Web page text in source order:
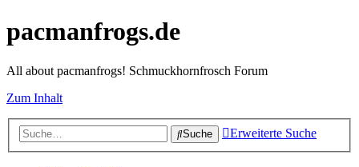
pacmanfrogs.de
All about pacmanfrogs! Schmuckhornfrosch Forum
Zum Inhalt
Suche Erweiterte Suche